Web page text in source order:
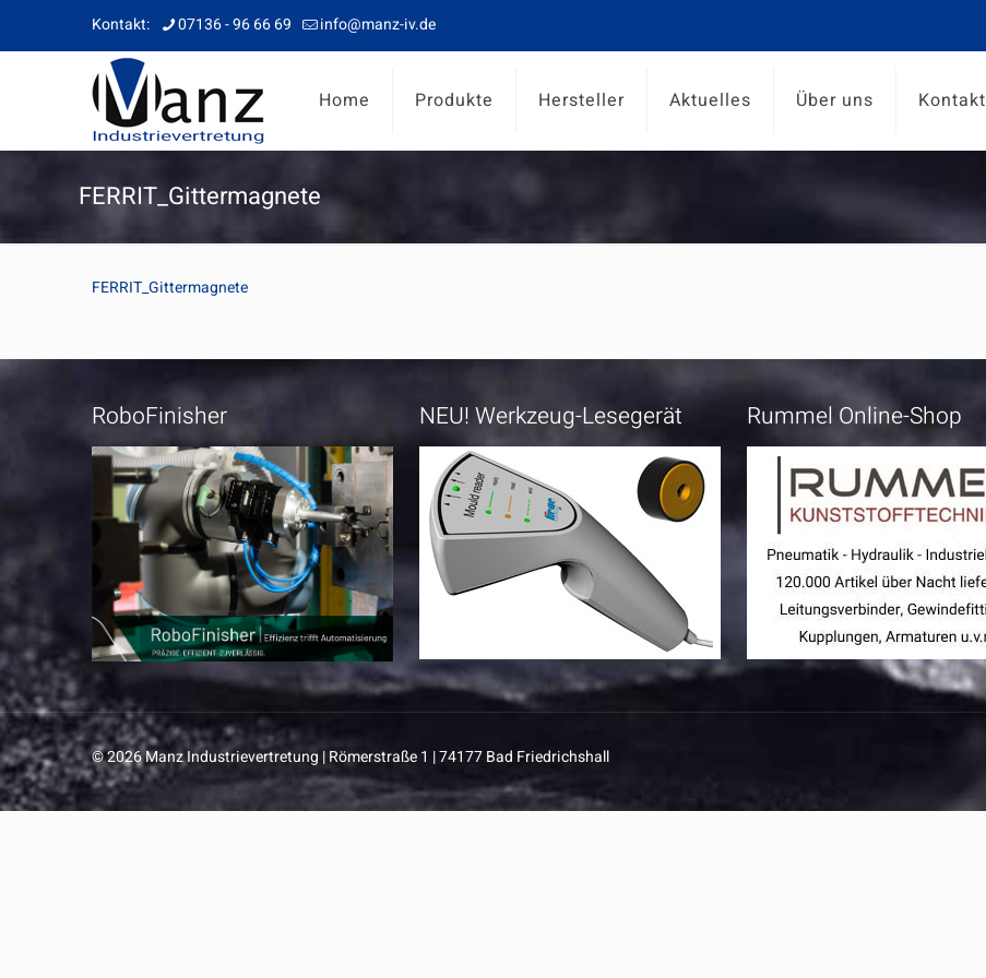
Kontakt: 07136 - 96 66 69 info@manz-iv.de
Home Produkte Hersteller Aktuelles Über uns Kontakt
FERRIT_Gittermagnete
FERRIT_Gittermagnete
RoboFinisher NEU! Werkzeug-Lesegerät Rummel Online-Shop
© 2026 Manz Industrievertretung | Römerstraße 1 | 74177 Bad Friedrichshall